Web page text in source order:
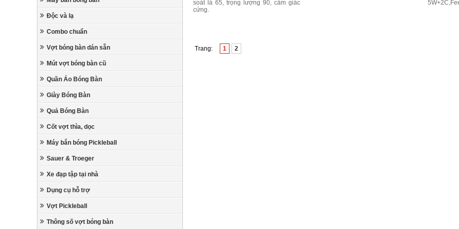
Độc và lạ
Combo chuẩn
Vợt bóng bàn dán sẵn
Mút vợt bóng bàn cũ
Quần Áo Bóng Bàn
Giày Bóng Bàn
Quả Bóng Bàn
Cốt vợt thìa, dọc
Máy bắn bóng Pickleball
Sauer & Troeger
Xe đạp tập tại nhà
Dụng cụ hỗ trợ
Vợt Pickleball
Thông số vợt bóng bàn
soát là 65, trọng lượng 90, cảm giác
cứng.
Trang: 1 2